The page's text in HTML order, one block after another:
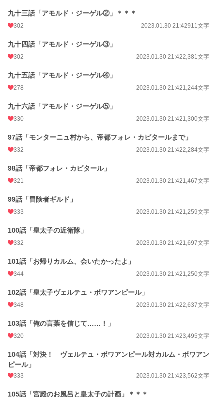
九十三話「アモルド・ジーゲル②」＊＊＊
302 2023.01.30 21:42911文字
九十四話「アモルド・ジーゲル③」
302 2023.01.30 21:422,381文字
九十五話「アモルド・ジーゲル④」
278 2023.01.30 21:421,244文字
九十六話「アモルド・ジーゲル⑤」
330 2023.01.30 21:421,300文字
97話「モンターニュ村から、帝都フォレ・カピタールまで」
332 2023.01.30 21:422,284文字
98話「帝都フォレ・カピタール」
321 2023.01.30 21:421,467文字
99話「冒険者ギルド」
333 2023.01.30 21:421,259文字
100話「皇太子の近衛隊」
332 2023.01.30 21:421,697文字
101話「お帰りカルム、会いたかったよ」
344 2023.01.30 21:421,250文字
102話「皇太子ヴェルテュ・ボワアンピール」
348 2023.01.30 21:422,637文字
103話「俺の言葉を信じて……！」
320 2023.01.30 21:423,495文字
104話「対決！ ヴェルテュ・ボワアンピール対カルム・ボワアン
ピール」
333 2023.01.30 21:423,562文字
105話「宮殿のお風呂と皇太子の計画」＊＊＊